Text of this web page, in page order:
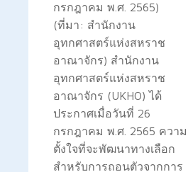
กรกฎาคม พ.ศ. 2565)
(ที่มา: สำนักงาน
อุทกศาสตร์แห่งสหราช
อาณาจักร) สำนักงาน
อุทกศาสตร์แห่งสหราช
อาณาจักร (UKHO) ได้
ประกาศเมื่อวันที่ 26
กรกฎาคม พ.ศ. 2565 ความ
ตั้งใจที่จะพัฒนาทางเลือก
สำหรับการถอนตัวจากการ